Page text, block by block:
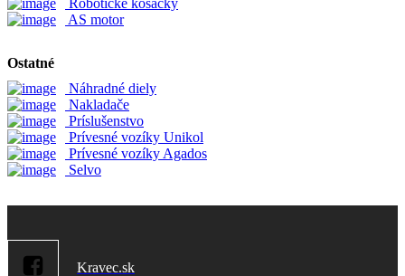
Robotické kosačky
AS motor
Ostatné
Náhradné diely
Nakladače
Príslušenstvo
Prívesné vozíky Unikol
Prívesné vozíky Agados
Selvo
Kravec.sk